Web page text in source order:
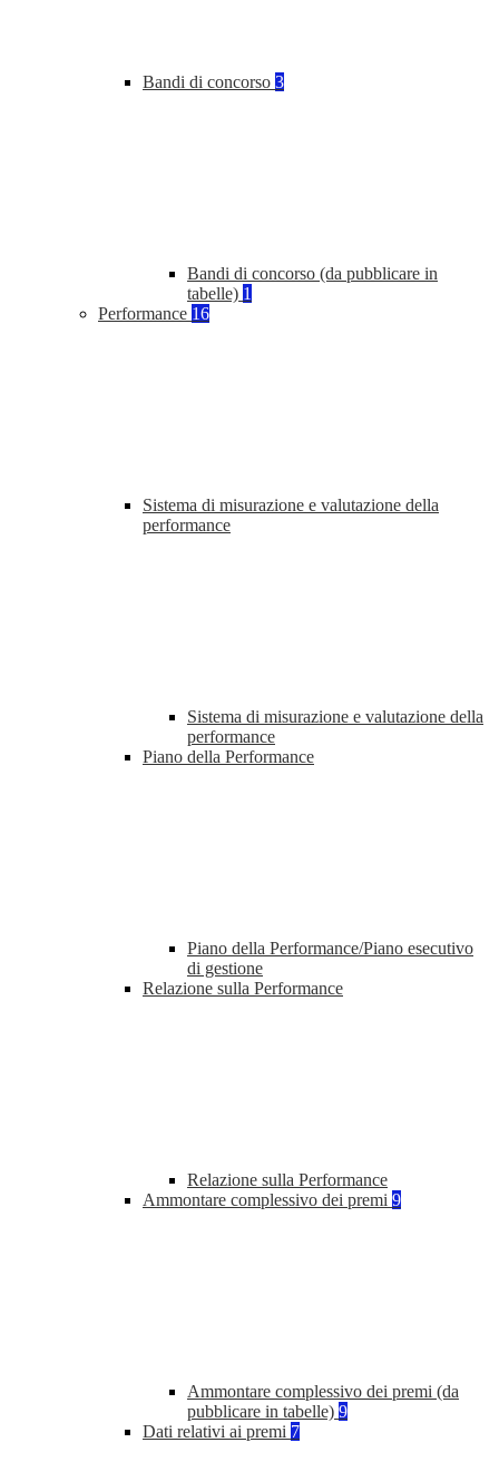
Bandi di concorso 3
Bandi di concorso (da pubblicare in
tabelle) 1
Performance 16
Sistema di misurazione e valutazione della
performance
Sistema di misurazione e valutazione della
performance
Piano della Performance
Piano della Performance/Piano esecutivo
di gestione
Relazione sulla Performance
Relazione sulla Performance
Ammontare complessivo dei premi 9
Ammontare complessivo dei premi (da
pubblicare in tabelle) 9
Dati relativi ai premi 7